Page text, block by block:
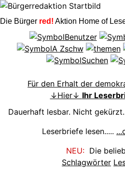
Die Bürger red! Aktion Home of
Für den Erhalt der
↓Hier↓ Ihr
Dauerhaft lesbar. Nicht
Leserbriefe lesen.....
NEU:Die
Schlagwörter